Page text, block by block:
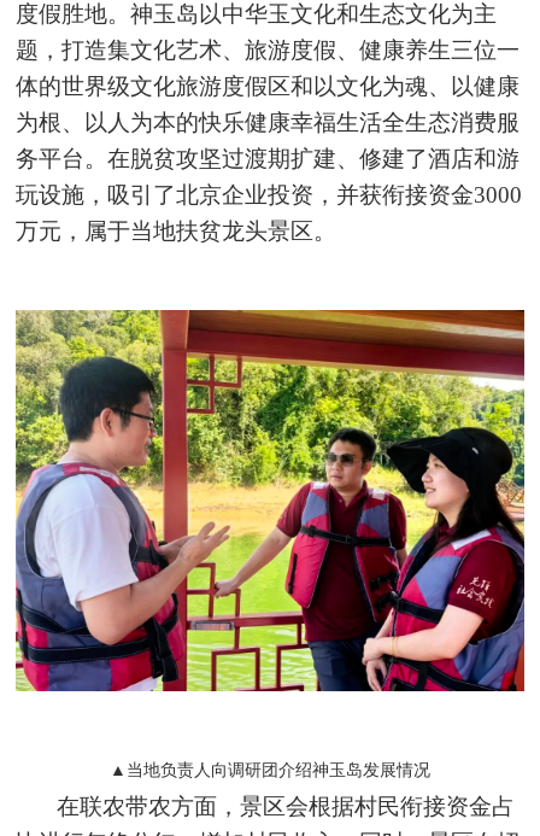
度假胜地。神玉岛以中华玉文化和生态文化为主
题，打造集文化艺术、旅游度假、健康养生三位一
体的世界级文化旅游度假区和以文化为魂、以健康
为根、以人为本的快乐健康幸福生活全生态消费服
务平台。在脱贫攻坚过渡期扩建、修建了酒店和游
玩设施，吸引了北京企业投资，并获衔接资金3000
万元，属于当地扶贫龙头景区。
▲当地负责人向调研团介绍神玉岛发展情况
在联农带农方面，景区会根据村民衔接资金占